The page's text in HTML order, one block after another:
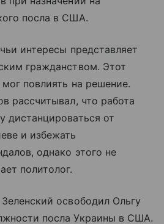
посла в США.
интересы представляет
гражданством. Этот
повлиять на решение.
рассчитывал, что работа
дистанцироваться от
и избежать
однако этого не
политолог.
освободил Ольгу
посла Украины в США.